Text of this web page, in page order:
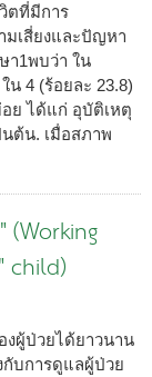
ตที่มีการ
มเสี่ยงและปัญหา
า1พบว่า ใน
4 (ร้อยละ 23.8)
ย ได้แก่ อุบัติเหตุ
ต้น. เมื่อสภาพ
(Working
child)
ผู้ป่วยได้ยาวนาน
กับการดูแลผู้ป่วย